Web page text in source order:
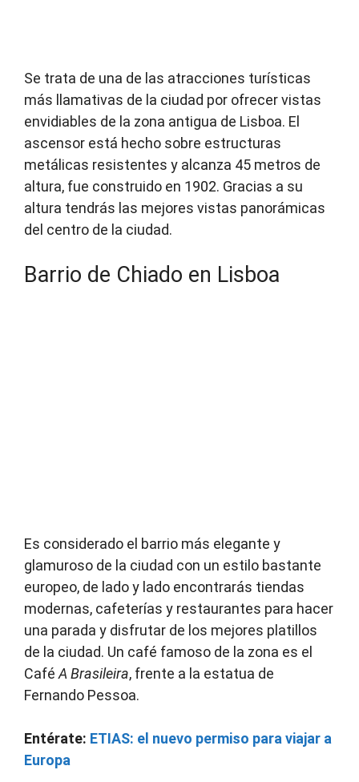
Se trata de una de las atracciones turísticas
más llamativas de la ciudad por ofrecer vistas
envidiables de la zona antigua de Lisboa. El
ascensor está hecho sobre estructuras
metálicas resistentes y alcanza 45 metros de
altura, fue construido en 1902. Gracias a su
altura tendrás las mejores vistas panorámicas
del centro de la ciudad.
Barrio de Chiado en Lisboa
Es considerado el barrio más elegante y
glamuroso de la ciudad con un estilo bastante
europeo, de lado y lado encontrarás tiendas
modernas, cafeterías y restaurantes para hacer
una parada y disfrutar de los mejores platillos
de la ciudad. Un café famoso de la zona es el
Café A Brasileira, frente a la estatua de
Fernando Pessoa.
Entérate: ETIAS: el nuevo permiso para viajar a
Europa